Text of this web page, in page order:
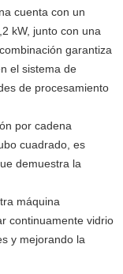
cuenta con un
kW, junto con una
garantiza
el sistema de
de procesamiento
por cadena
cuadrado, es
demuestra la
máquina
continuamente vidrio
y mejorando la